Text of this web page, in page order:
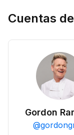
Cuentas
Gordon
@